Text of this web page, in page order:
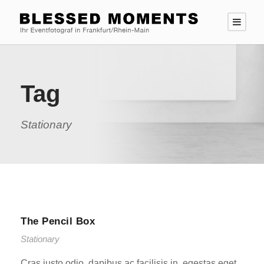
Tag
Stationary
The Pencil Box
Stationary